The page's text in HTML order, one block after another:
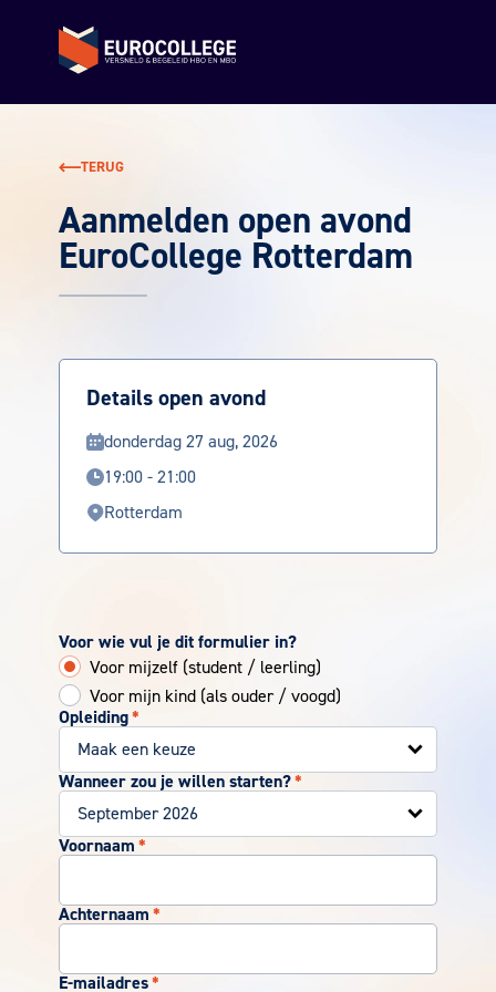
Terug naar de homepage
TERUG
Aanmelden open avond
EuroCollege Rotterdam
Details open avond
donderdag 27 aug, 2026
19:00 - 21:00
Rotterdam
Voor wie vul je dit formulier in?
Voor mijzelf (student / leerling)
Voor mijn kind (als ouder / voogd)
Opleiding*
Wanneer zou je willen starten?*
Voornaam *
Achternaam *
E-mailadres*